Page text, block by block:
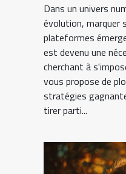
Dans un univers
évolution, marquer
plateformes
est devenu une
cherchant à
vous propose de
stratégies
tirer parti...